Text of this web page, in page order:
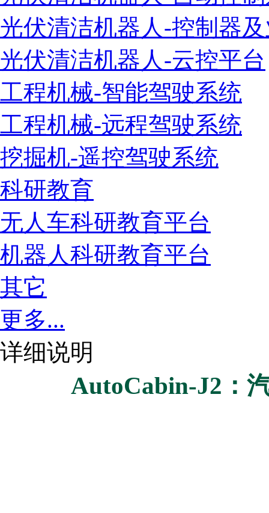
光伏清洁机器人-控制器
光伏清洁机器人-云控平台
工程机械-智能驾驶系统
工程机械-远程驾驶系统
挖掘机-遥控驾驶系统
科研教育
无人车科研教育平台
机器人科研教育平台
其它
更多...
详细说明
AutoCabin-J2：